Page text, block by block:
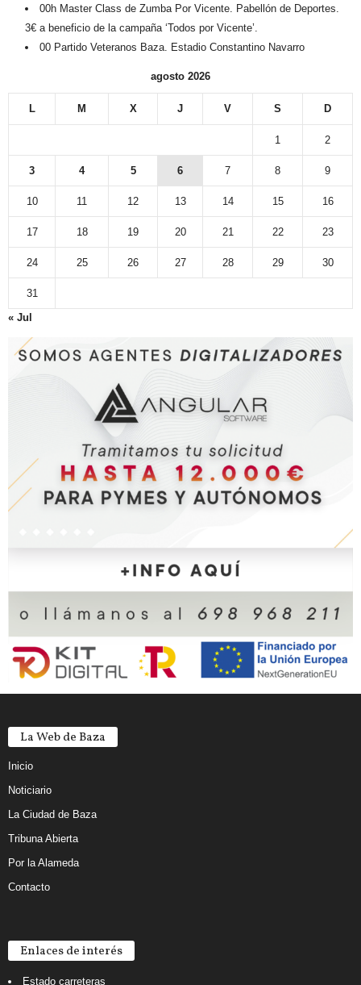
00h Master Class de Zumba Por Vicente. Pabellón de Deportes.
3€ a beneficio de la campaña ‘Todos por Vicente’.
00 Partido Veteranos Baza. Estadio Constantino Navarro
agosto 2026
L M X J V S D
1 2
3 4 5 6 7 8 9
10 11 12 13 14 15 16
17 18 19 20 21 22 23
24 25 26 27 28 29 30
31
« Jul
La Web de Baza
Inicio
Noticiario
La Ciudad de Baza
Tribuna Abierta
Por la Alameda
Contacto
Enlaces de interés
Estado carreteras